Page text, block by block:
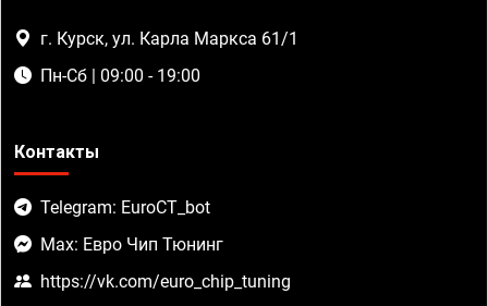
г. Курск, ул. Карла Маркса 61/1
Пн-Сб | 09:00 - 19:00
Контакты
Telegram: EuroCT_bot
Max: Евро Чип Тюнинг
https://vk.com/euro_chip_tuning